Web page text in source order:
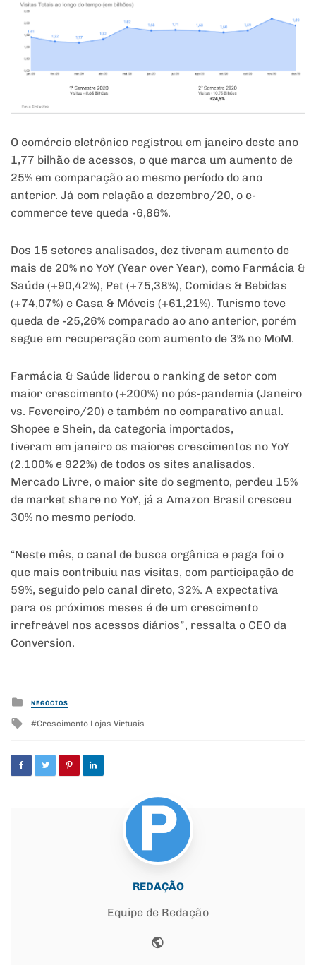
O comércio eletrônico registrou em janeiro deste ano
1,77 bilhão de acessos, o que marca um aumento de
25% em comparação ao mesmo período do ano
anterior. Já com relação a dezembro/20, o e-
commerce teve queda -6,86%.
Dos 15 setores analisados, dez tiveram aumento de
mais de 20% no YoY (Year over Year), como Farmácia &
Saúde (+90,42%), Pet (+75,38%), Comidas & Bebidas
(+74,07%) e Casa & Móveis (+61,21%). Turismo teve
queda de -25,26% comparado ao ano anterior, porém
segue em recuperação com aumento de 3% no MoM.
Farmácia & Saúde liderou o ranking de setor com
maior crescimento (+200%) no pós-pandemia (Janeiro
vs. Fevereiro/20) e também no comparativo anual.
Shopee e Shein, da categoria importados,
tiveram em janeiro os maiores crescimentos no YoY
(2.100% e 922%) de todos os sites analisados.
Mercado Livre, o maior site do segmento, perdeu 15%
de market share no YoY, já a Amazon Brasil cresceu
30% no mesmo período.
“Neste mês, o canal de busca orgânica e paga foi o
que mais contribuiu nas visitas, com participação de
59%, seguido pelo canal direto, 32%. A expectativa
para os próximos meses é de um crescimento
irrefreável nos acessos diários”, ressalta o CEO da
Conversion.
Posted
in
NEGÓCIOS
Tagged
Crescimento Lojas Virtuais
REDAÇÃO
Equipe de Redação